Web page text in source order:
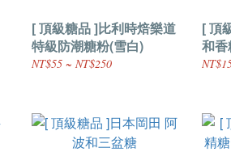
[ 頂級糖品 ]比利時焙樂道
特級防潮糖粉(雪白)
NT$55 ~ NT$250
[ 頂
和香